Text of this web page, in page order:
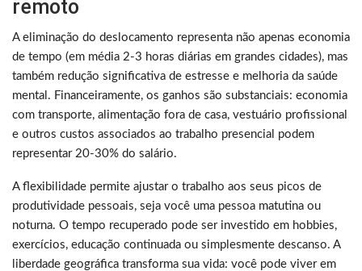
remoto
A eliminação do deslocamento representa não apenas economia
de tempo (em média 2-3 horas diárias em grandes cidades), mas
também redução significativa de estresse e melhoria da saúde
mental. Financeiramente, os ganhos são substanciais: economia
com transporte, alimentação fora de casa, vestuário profissional
e outros custos associados ao trabalho presencial podem
representar 20-30% do salário.
A flexibilidade permite ajustar o trabalho aos seus picos de
produtividade pessoais, seja você uma pessoa matutina ou
noturna. O tempo recuperado pode ser investido em hobbies,
exercícios, educação continuada ou simplesmente descanso. A
liberdade geográfica transforma sua vida: você pode viver em